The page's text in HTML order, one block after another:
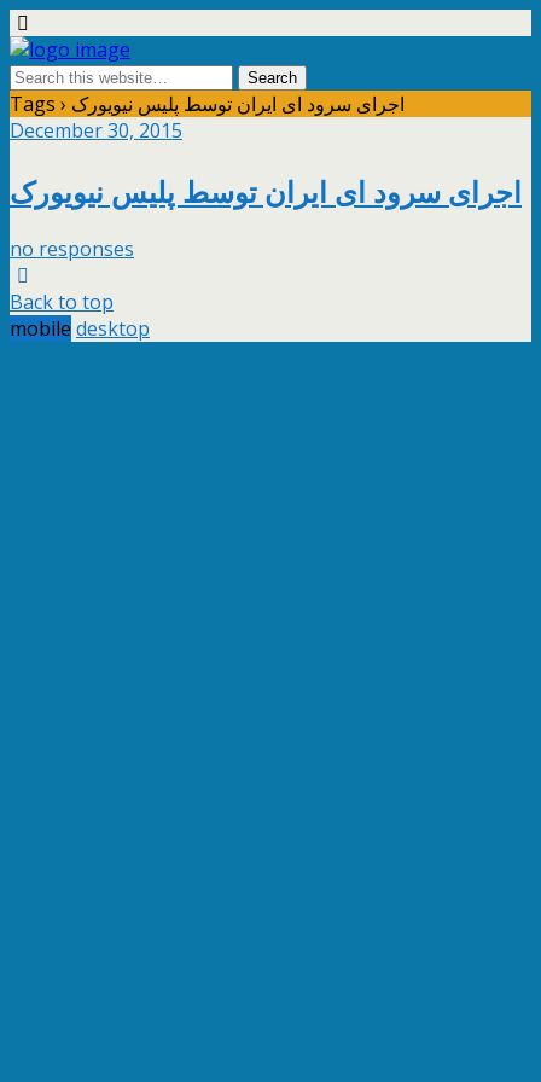
Tags › اجرای سرود ای ایران توسط پلیس نیویورک
December 30, 2015
اجرای سرود ای ایران توسط پلیس نیویورک
no responses
Back to top
mobile desktop